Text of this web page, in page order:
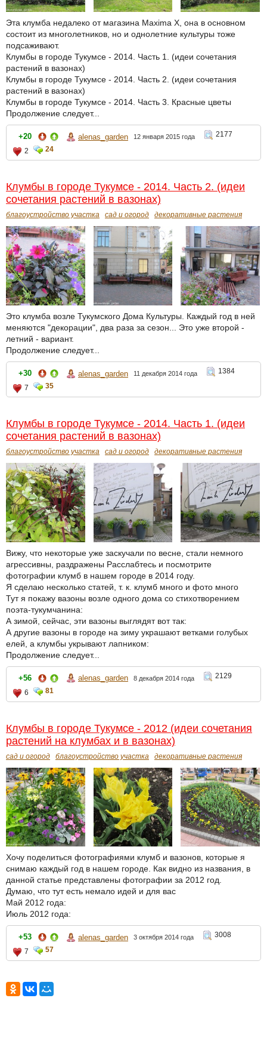
Эта клумба недалеко от магазина Maxima X, она в основном
состоит из многолетников, но и однолетние культуры тоже
подсаживают.
Клумбы в городе Тукумсе - 2014. Часть 1. (идеи сочетания
растений в вазонах)
Клумбы в городе Тукумсе - 2014. Часть 2. (идеи сочетания
растений в вазонах)
Клумбы в городе Тукумсе - 2014. Часть 3. Красные цветы
Продолжение следует...
+20 alenas_garden 12 января 2015 года
2177
2
24
Клумбы в городе Тукумсе - 2014. Часть 2. (идеи
сочетания растений в вазонах)
благоустройство участка сад и огород декоративные растения
Это клумба возле Тукумского Дома Культуры. Каждый год в ней
меняются "декорации", два раза за сезон... Это уже второй -
летний - вариант.
Продолжение следует...
+30 alenas_garden 11 декабря 2014 года
1384
7
35
Клумбы в городе Тукумсе - 2014. Часть 1. (идеи
сочетания растений в вазонах)
благоустройство участка сад и огород декоративные растения
Вижу, что некоторые уже заскучали по весне, стали немного
агрессивны, раздражены Расслабтесь и посмотрите
фотографии клумб в нашем городе в 2014 году.
Я сделаю несколько статей, т. к. клумб много и фото много
Тут я покажу вазоны возле одного дома со стихотворением
поэта-тукумчанина:
А зимой, сейчас, эти вазоны выглядят вот так:
А другие вазоны в городе на зиму украшают ветками голубых
елей, а клумбы укрывают лапником:
Продолжение следует...
+56 alenas_garden 8 декабря 2014 года
2129
6
81
Клумбы в городе Тукумсе - 2012 (идеи сочетания
растений на клумбах и в вазонах)
сад и огород благоустройство участка декоративные растения
Хочу поделиться фотографиями клумб и вазонов, которые я
снимаю каждый год в нашем городе. Как видно из названия, в
данной статье представлены фотографии за 2012 год.
Думаю, что тут есть немало идей и для вас
Май 2012 года:
Июль 2012 года:
+53 alenas_garden 3 октября 2014 года
3008
7
57